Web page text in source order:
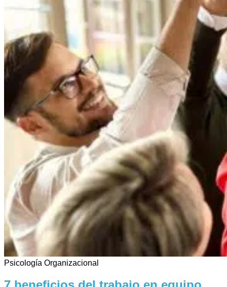
Psicología Organizacional